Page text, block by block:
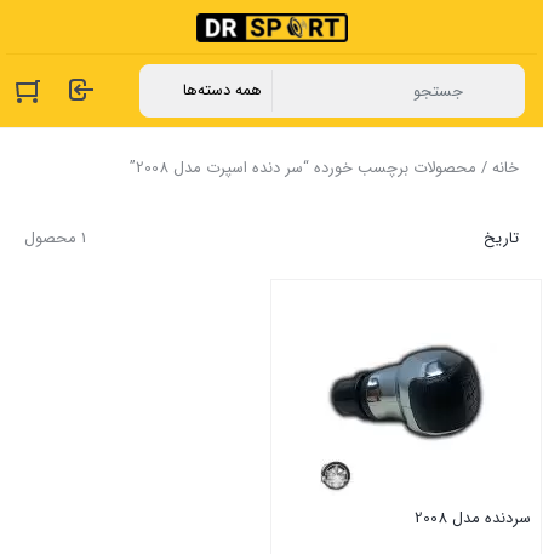
خانه/ محصولات برچسب خورده “سر دنده اسپرت مدل 2008”
1 محصول تاریخ
سردنده مدل 2008